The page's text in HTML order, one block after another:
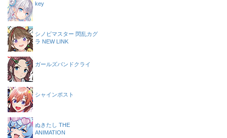
key
シノビマスター 閃乱カグ
ラ NEW LINK
ガールズバンドクライ
シャインポスト
ぬきたし THE
ANIMATION